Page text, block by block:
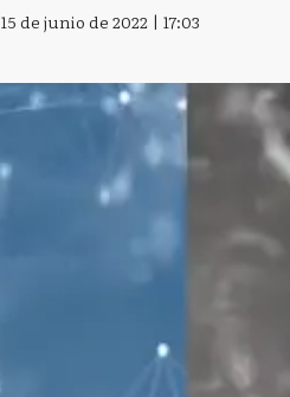
15 de junio de 2022 | 17:03